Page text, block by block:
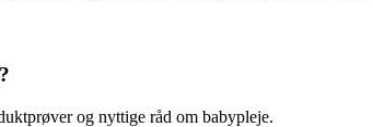
og nyttige råd om babypleje.